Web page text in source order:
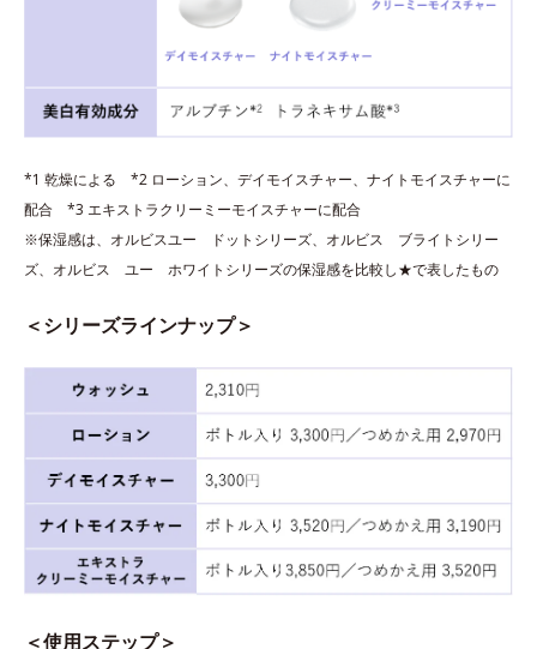
*1 乾燥による *2 ローション、デイモイスチャー、ナイトモイスチャーに
配合 *3 エキストラクリーミーモイスチャーに配合
※保湿感は、オルビスユー ドットシリーズ、オルビス ブライトシリー
ズ、オルビス ユー ホワイトシリーズの保湿感を比較し★で表したもの
＜シリーズラインナップ＞
＜使用ステップ＞